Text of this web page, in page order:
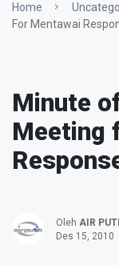
Home
For Mentawai
Minute
Meeting
Oleh AIR
Des 15, 2010